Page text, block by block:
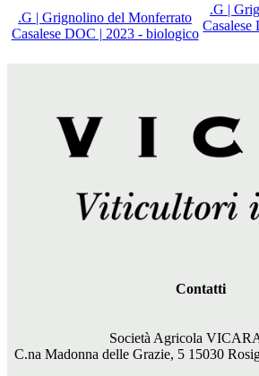
.G | Grignolino del Monferrato
Casalese DOC | 2023 - biologico
.G |
Contatti
Società Agricola
C.na Madonna delle Grazie, 5 15030